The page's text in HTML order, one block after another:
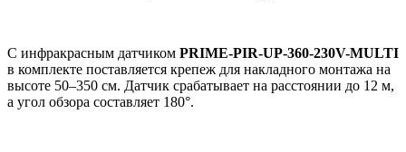
С инфракрасным датчиком PRIME-PIR-UP-360-230V-MULTI
в комплекте поставляется крепеж для накладного монтажа на
высоте 50–350 см. Датчик срабатывает на расстоянии до 12 м,
а угол обзора составляет 180°.